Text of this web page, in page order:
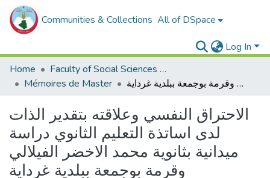
Communities & Collections All of DSpace
Log In
Home
Faculty of Social Sciences and Humanities
Mémoires de Master
الاحتراق النفسي وعلاقته بتقدير الذات لدى اساتذة التعليم الثانوي دراسة ميدانية بثانوية محمد الاخضر الفيلالي وقرمة بوجمعة ببلدية غرداية
الاحتراق النفسي وعلاقته بتقدير الذات
لدى اساتذة التعليم الثانوي دراسة
ميدانية بثانوية محمد الاخضر الفيلالي
وقرمة بوجمعة ببلدية غرداية